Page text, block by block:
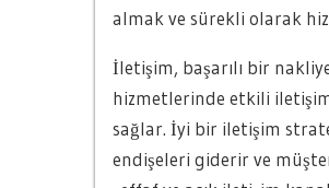
almak ve sürekli olarak
İletişim, başarılı bir
hizmetlerinde etkili
sağlar. İyi bir iletişim
endişeleri giderir ve